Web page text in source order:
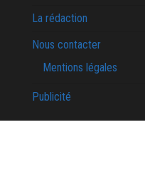
La rédaction
Nous contacter
Mentions légales
Publicité